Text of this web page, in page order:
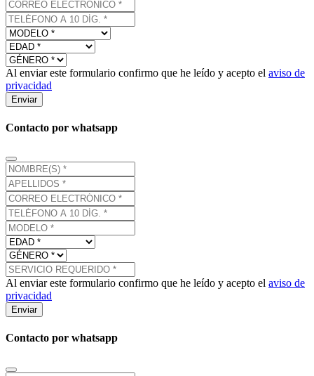
Al enviar este formulario confirmo que he leído y acepto el aviso de
privacidad
Enviar
Contacto por whatsapp
Al enviar este formulario confirmo que he leído y acepto el aviso de
privacidad
Enviar
Contacto por whatsapp